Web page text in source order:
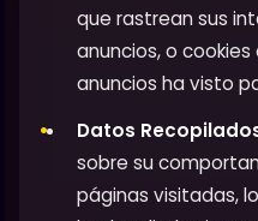
que rastrean sus
anuncios, o
anuncios ha visto
Datos
sobre su
páginas visitadas,